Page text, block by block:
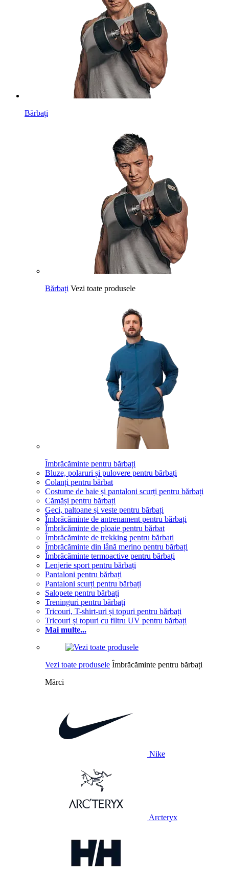
Bărbați
Bărbați Vezi toate produsele
Îmbrăcăminte pentru bărbați
Bluze, polaruri și pulovere pentru bărbați
Colanți pentru bărbat
Costume de baie și pantaloni scurți pentru bărbați
Cămăși pentru bărbați
Geci, paltoane și veste pentru bărbați
Îmbrăcăminte de antrenament pentru bărbați
Îmbrăcăminte de ploaie pentru bărbat
Îmbrăcăminte de trekking pentru bărbați
Îmbrăcăminte din lână merino pentru bărbați
Îmbrăcăminte termoactive pentru bărbați
Lenjerie sport pentru bărbați
Pantaloni pentru bărbați
Pantaloni scurți pentru bărbați
Salopete pentru bărbați
Treninguri pentru bărbați
Tricouri, T-shirt-uri și topuri pentru bărbați
Tricouri și topuri cu filtru UV pentru bărbați
Mai multe...
Vezi toate produsele Îmbrăcăminte pentru bărbați
Mărci
Nike
Arcteryx